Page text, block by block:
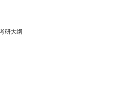
研大纲